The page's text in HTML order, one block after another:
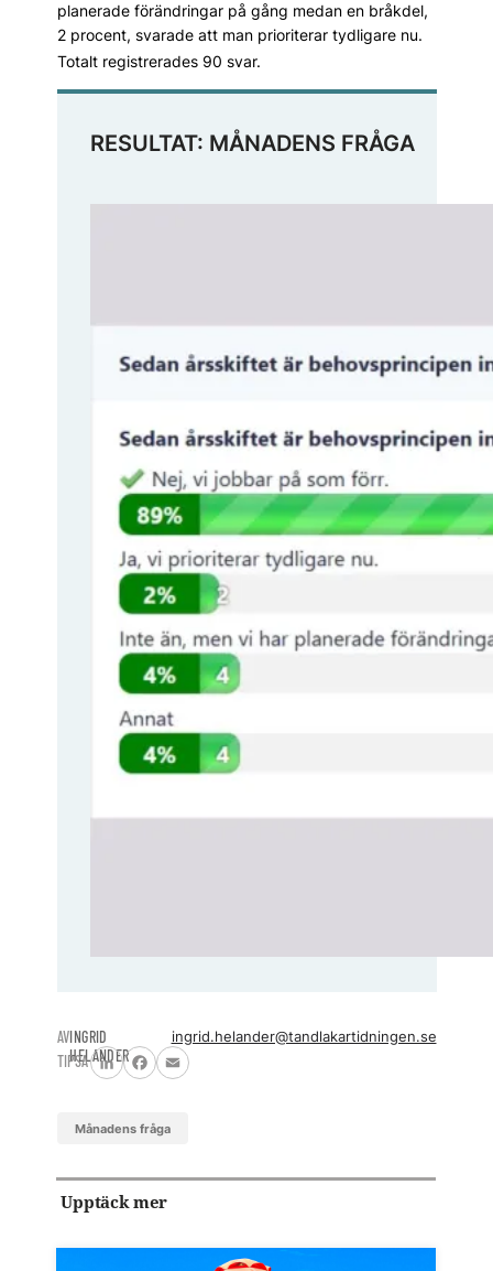
RESULTAT: MÅNADENS FRÅGA
planerade förändringar på gång medan en bråkdel,
2 procent, svarade att man prioriterar tydligare nu.
Totalt registrerades 90 svar.
AVINGRID
HELANDER
ingrid.helander@tandlakartidningen.se
TIPSA
LinkedInFacebook
Email
månadens fråga
Upptäck mer